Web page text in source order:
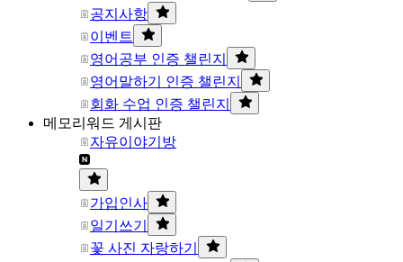
공지사항
이벤트
영어공부 인증 챌린지
영어말하기 인증 챌린지
회화 수업 인증 챌린지
메모리워드 게시판
자유이야기방
가입인사
일기쓰기
꽃 사진 자랑하기